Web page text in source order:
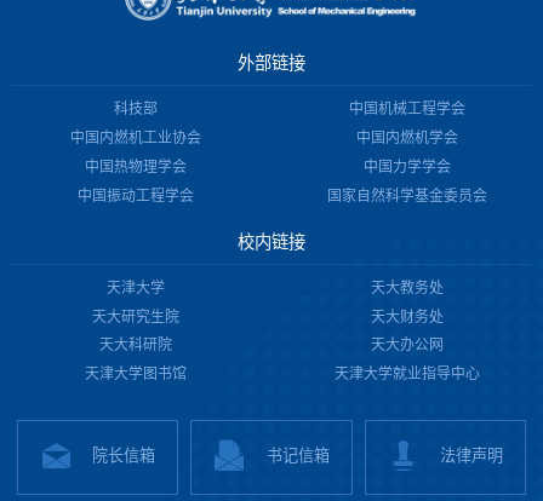
外部链接
科技部
中国机械工程学会
中国内燃机工业协会
中国内燃机学会
中国热物理学会
中国力学学会
中国振动工程学会
国家自然科学基金委员会
校内链接
天津大学
天大教务处
天大研究生院
天大财务处
天大科研院
天大办公网
天津大学图书馆
天津大学就业指导中心
院长信箱 书记信箱 法律声明